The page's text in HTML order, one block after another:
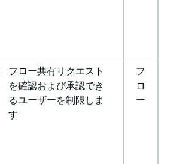
フロー共有リクエスト
を確認および承認でき
るユーザーを制限しま
す
フ
ロ
ー